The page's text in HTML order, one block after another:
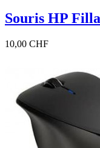
Souris HP
10,00 CHF